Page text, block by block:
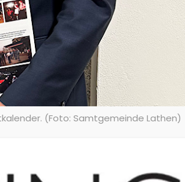
(Foto: Samtgemeinde Lathen)